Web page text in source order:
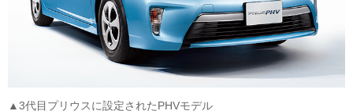
▲3代目プリウスに設定されたPHVモデル